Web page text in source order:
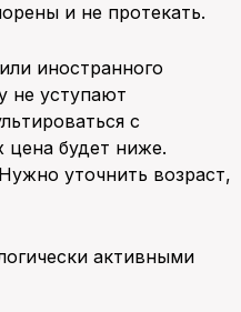
и не протекать.
иностранного
не уступают
с
цена будет ниже.
уточнить возраст,
активными